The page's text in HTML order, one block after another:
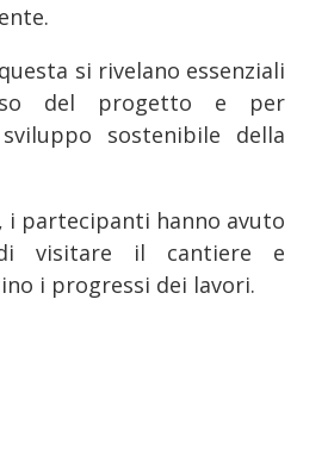
si rivelano essenziali
del progetto e per
sostenibile della
i partecipanti hanno avuto
di visitare il cantiere e
i progressi dei lavori.